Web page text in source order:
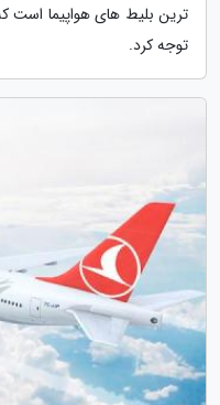
ترین بلیط های هواپیما است
توجه کرد.